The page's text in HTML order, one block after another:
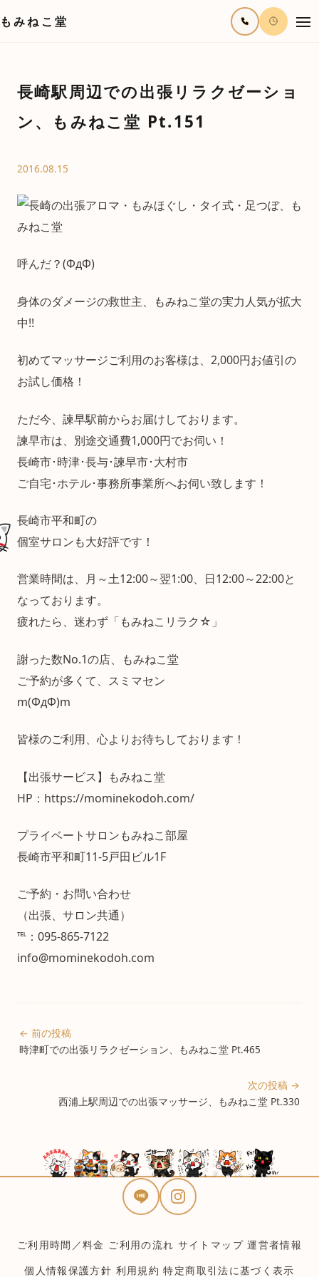
もみねこ堂
長崎駅周辺での出張リラクゼーショ
ン、もみねこ堂 Pt.151
2016.08.15
呼んだ？(ΦдΦ)
身体のダメージの救世主、もみねこ堂の実力人気が拡大
中!!
初めてマッサージご利用のお客様は、2,000円お値引の
お試し価格！
ただ今、諫早駅前からお届けしております。
諫早市は、別途交通費1,000円でお伺い！
長崎市･時津･長与･諫早市･大村市
ご自宅･ホテル･事務所事業所へお伺い致します！
長崎市平和町の
個室サロンも大好評です！
営業時間は、月～土12:00～翌1:00、日12:00～22:00と
なっております。
疲れたら、迷わず「もみねこリラク☆」
謝った数No.1の店、もみねこ堂
ご予約が多くて、スミマセン
m(ΦдΦ)m
皆様のご利用、心よりお待ちしております！
【出張サービス】もみねこ堂
HP：https://mominekodoh.com/
プライベートサロンもみねこ部屋
長崎市平和町11-5戸田ビル1F
ご予約・お問い合わせ
（出張、サロン共通）
℡：095-865-7122
info@mominekodoh.com
← 前の投稿
時津町での出張リラクゼーション、もみねこ堂 Pt.465
次の投稿 →
西浦上駅周辺での出張マッサージ、もみねこ堂 Pt.330
ご利用時間／料金 ご利用の流れ サイトマップ 運営者情報
個人情報保護方針 利用規約 特定商取引法に基づく表示